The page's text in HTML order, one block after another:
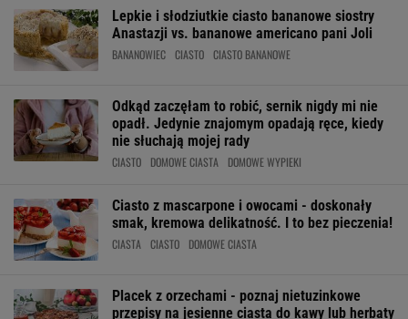
Lepkie i słodziutkie ciasto bananowe siostry
Anastazji vs. bananowe americano pani Joli
BANANOWIEC CIASTO CIASTO BANANOWE
Odkąd zaczęłam to robić, sernik nigdy mi nie
opadł. Jedynie znajomym opadają ręce, kiedy
nie słuchają mojej rady
CIASTO DOMOWE CIASTA DOMOWE WYPIEKI
Ciasto z mascarpone i owocami - doskonały
smak, kremowa delikatność. I to bez pieczenia!
CIASTA CIASTO DOMOWE CIASTA
Placek z orzechami - poznaj nietuzinkowe
przepisy na jesienne ciasta do kawy lub herbaty